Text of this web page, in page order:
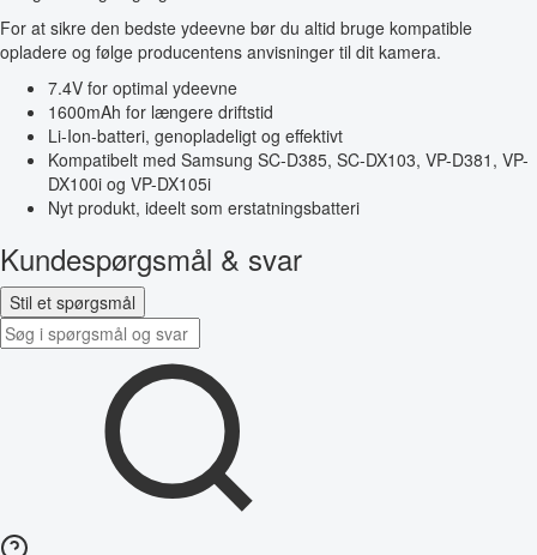
For at sikre den bedste ydeevne bør du altid bruge kompatible
opladere og følge producentens anvisninger til dit kamera.
7.4V for optimal ydeevne
1600mAh for længere driftstid
Li-Ion-batteri, genopladeligt og effektivt
Kompatibelt med Samsung SC-D385, SC-DX103, VP-D381, VP-
DX100i og VP-DX105i
Nyt produkt, ideelt som erstatningsbatteri
Kundespørgsmål & svar
Stil et spørgsmål